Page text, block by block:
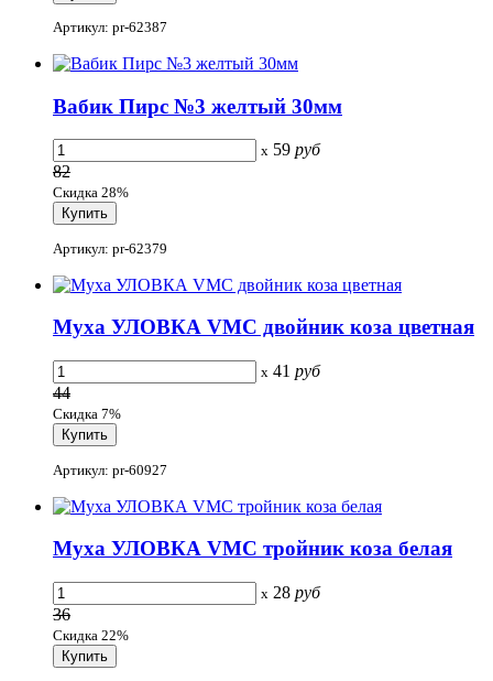
Артикул: pr-62387
Вабик Пирс №3 желтый 30мм
x 59 руб
82
Скидка 28%
Артикул: pr-62379
Муха УЛОВКА VMC двойник коза цветная
x 41 руб
44
Скидка 7%
Артикул: pr-60927
Муха УЛОВКА VMC тройник коза белая
x 28 руб
36
Скидка 22%